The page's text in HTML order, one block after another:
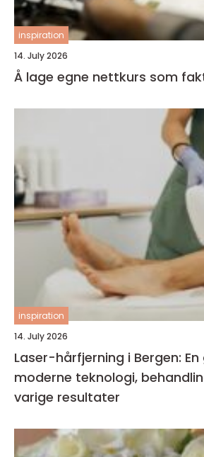
inspiration
14. July 2026
Å lage egne nettkurs som
inspiration
14. July 2026
Laser-hårfjerning i Bergen:
moderne teknologi,
varige resultater